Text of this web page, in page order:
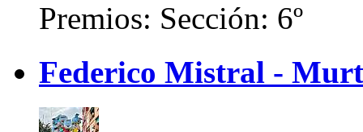
Premios: Sección: 6º
Federico Mistral -